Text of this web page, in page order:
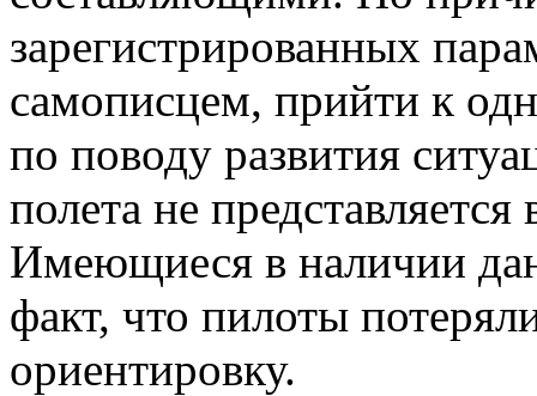
зарегистрированных
самописцем, прийти к
по поводу развития
полета не
Имеющиеся в наличии
факт, что пилоты
ориентировку.